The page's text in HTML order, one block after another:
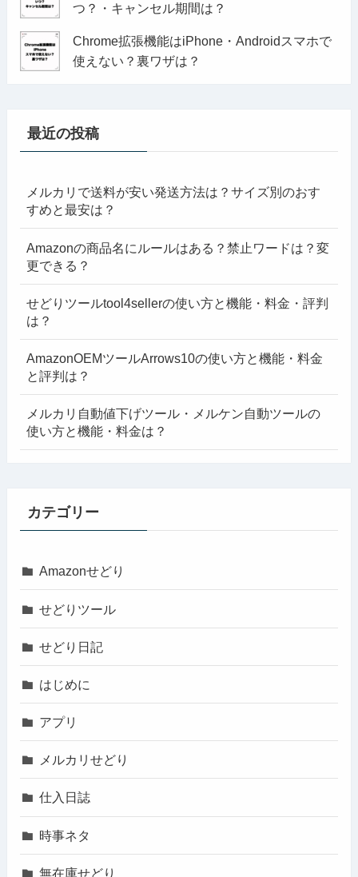
つ？・キャンセル期間は？
Chrome拡張機能はiPhone・Androidスマホで
使えない？裏ワザは？
最近の投稿
メルカリで送料が安い発送方法は？サイズ別のおす
すめと最安は？
Amazonの商品名にルールはある？禁止ワードは？変
更できる？
せどりツールtool4sellerの使い方と機能・料金・評判
は？
AmazonOEMツールArrows10の使い方と機能・料金
と評判は？
メルカリ自動値下げツール・メルケン自動ツールの
使い方と機能・料金は？
カテゴリー
Amazonせどり
せどりツール
せどり日記
はじめに
アプリ
メルカリせどり
仕入日誌
時事ネタ
無在庫せどり